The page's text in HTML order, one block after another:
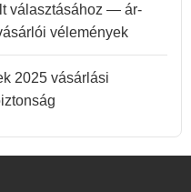
választásához — ár-
vélemények
2025 vásárlási